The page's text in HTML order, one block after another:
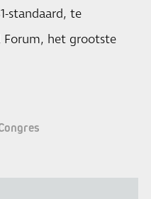
standaard, te
Forum, het grootste